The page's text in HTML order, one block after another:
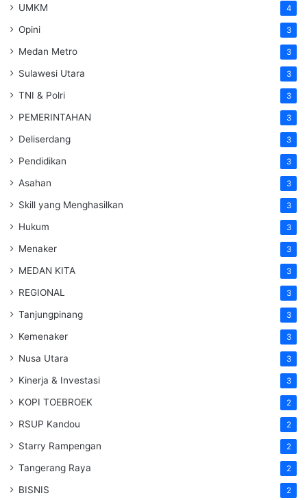
UMKM 4
Opini 3
Medan Metro 3
Sulawesi Utara 3
TNI & Polri 3
PEMERINTAHAN 3
Deliserdang 3
Pendidikan 3
Asahan 3
Skill yang Menghasilkan 3
Hukum 3
Menaker 3
MEDAN KITA 3
REGIONAL 3
Tanjungpinang 3
Kemenaker 3
Nusa Utara 3
Kinerja & Investasi 3
KOPI TOEBROEK 2
RSUP Kandou 2
Starry Rampengan 2
Tangerang Raya 2
BISNIS 2